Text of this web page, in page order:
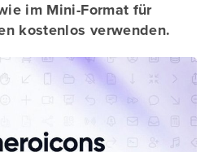
im Mini-Format für
kostenlos verwenden.